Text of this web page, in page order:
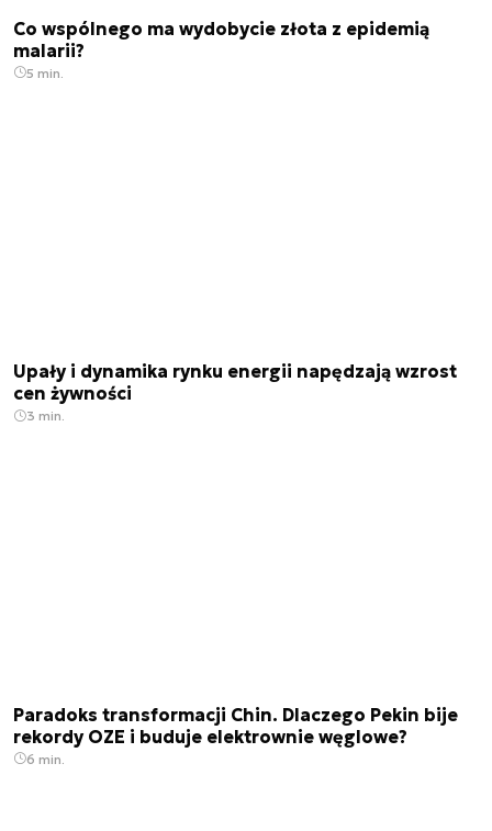
Co wspólnego ma wydobycie złota z epidemią
malarii?
5 min.
Upały i dynamika rynku energii napędzają wzrost
cen żywności
3 min.
Paradoks transformacji Chin. Dlaczego Pekin bije
rekordy OZE i buduje elektrownie węglowe?
6 min.